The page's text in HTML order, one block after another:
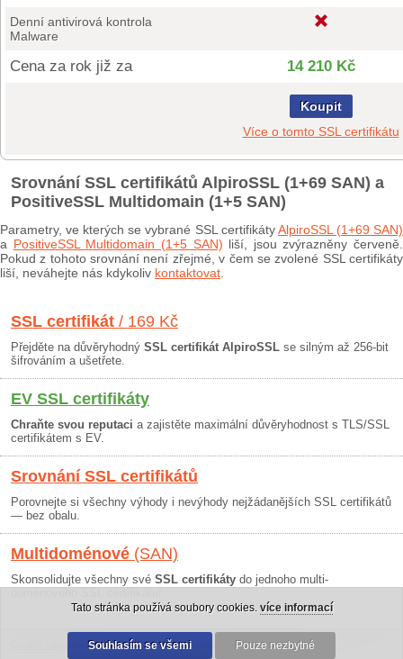
Denní antivirová kontrola
Malware
Cena za rok již za 14 210 Kč
Koupit
Více o tomto SSL certifikátu
Srovnání SSL certifikátů AlpiroSSL (1+69 SAN) a
PositiveSSL Multidomain (1+5 SAN)
Parametry, ve kterých se vybrané SSL certifikátyAlpiroSSL (1+69 SAN)
a PositiveSSL Multidomain (1+5 SAN) liší, jsou zvýrazněny červeně.
Pokud z tohoto srovnání není zřejmé, v čem se zvolené SSL certifikáty
liší, neváhejte nás kdykoliv kontaktovat
SSL certifikát / 169 Kč
Přejděte na důvěryhodný SSL certifikát AlpiroSSL se silným až 256-bit
šifrováním a ušetřete.
EV SSL certifikáty
Chraňte svou reputaci a zajistěte maximální důvěryhodnost s TLS/SSL
certifikátem s EV.
Srovnání SSL certifikátů
Porovnejte si všechny výhody i nevýhody nejžádanějších SSL certifikátů
— bez obalu.
Multidoménové (SAN)
Skonsolidujte všechny své SSL certifikáty do jednoho multi-
Obchodní podmínky|30 dní záruka
Tato stránka používá soubory cookies. více informací
Souhlasím se všemi Pouze nezbytné